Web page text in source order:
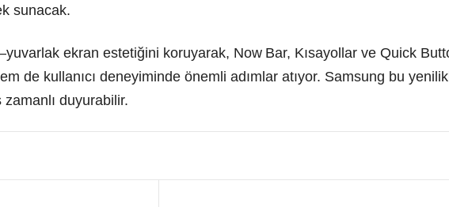
sunacak.
ekran estetiğini koruyarak, Now Bar, Kısayollar ve Quick
de kullanıcı deneyiminde önemli adımlar atıyor. Samsung bu
duyurabilir.